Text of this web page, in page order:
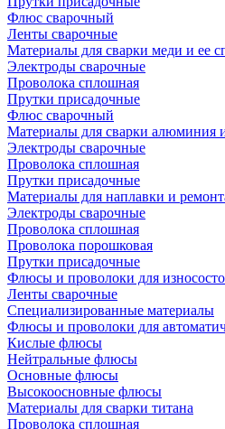
Флюс сварочный
Ленты сварочные
Материалы для сварки меди и ее
Электроды сварочные
Проволока сплошная
Прутки присадочные
Флюс сварочный
Материалы для сварки алюминия
Электроды сварочные
Проволока сплошная
Прутки присадочные
Материалы для наплавки и
Электроды сварочные
Проволока сплошная
Проволока порошковая
Прутки присадочные
Флюсы и проволоки для
Ленты сварочные
Специализированные материалы
Флюсы и проволоки для
Кислые флюсы
Нейтральные флюсы
Основные флюсы
Высокоосновные флюсы
Материалы для сварки титана
Проволока сплошная